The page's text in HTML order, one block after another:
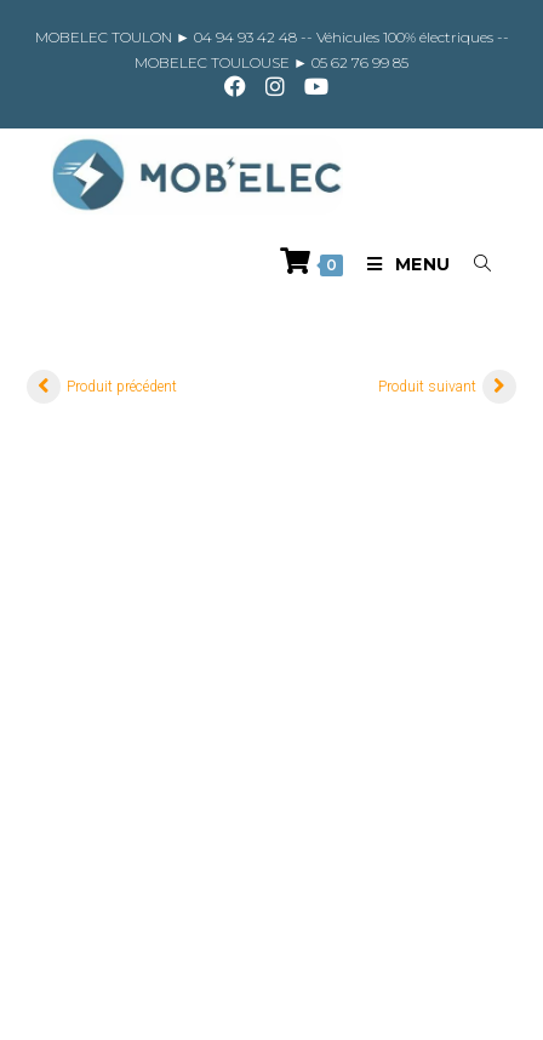
MOBELEC TOULON ► 04 94 93 42 48 -- Véhicules 100% électriques --
MOBELEC TOULOUSE ► 05 62 76 99 85
0 MENU
Produit précédent Produit suivant